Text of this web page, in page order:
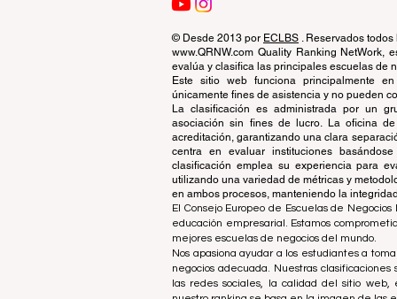
© Desde 2013 por ECLBS . Reservados
www.QRNW.com Quality Ranking
evalúa y clasifica las principales escuelas de
Este sitio web funciona principalmente
únicamente fines de asistencia y no pueden
La clasificación es administrada por un
asociación sin fines de lucro. La oficina
acreditación, garantizando una clara
centra en evaluar instituciones
clasificación emplea su experiencia para
utilizando una variedad de métricas y
en ambos procesos, manteniendo la
El Consejo Europeo de Escuelas de
educación empresarial. Estamos
mejores escuelas de negocios del mundo.
Nos apasiona ayudar a los estudiantes a
negocios adecuada. Nuestras
las redes sociales, la calidad del sitio